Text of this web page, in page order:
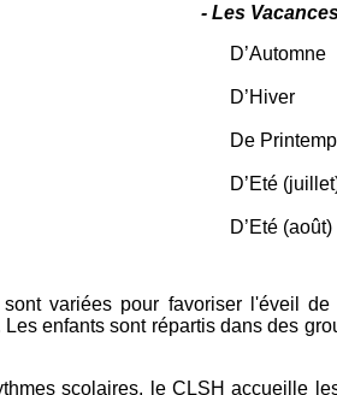
- Les
D’Automne
D’Hiver
De
D’Eté
D’Eté (août)
sont variées pour favoriser l'éveil
enfants sont répartis dans des
scolaires, le CLSH accueille